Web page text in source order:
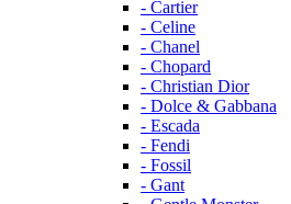
- Cartier
- Celine
- Chanel
- Chopard
- Christian Dior
- Dolce & Gabbana
- Escada
- Fendi
- Fossil
- Gant